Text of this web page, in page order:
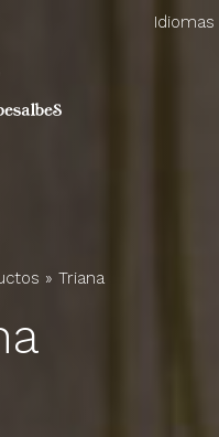
Idiomas
» Triana